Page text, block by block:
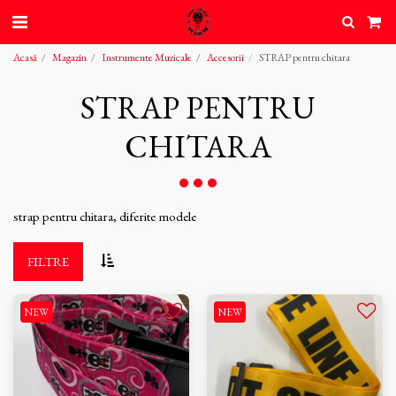
Acasă Magazin Instrumente Muzicale Accesorii STRAP pentru chitara
STRAP PENTRU
CHITARA
strap pentru chitara, diferite modele
FILTRE
NEW NEW